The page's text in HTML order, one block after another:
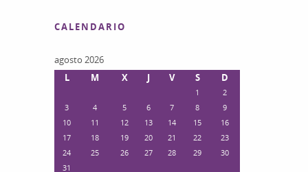
CALENDARIO
agosto 2026
L
M X J V S D
1
2
3
4 5 6 7 8
9
10
11 12 13 14 15
16
17
18 19 20 21 22
23
24
25 26 27 28 29
30
31